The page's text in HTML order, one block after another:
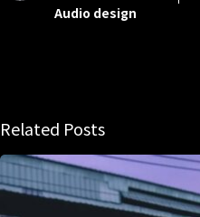
Audio design
Related Posts